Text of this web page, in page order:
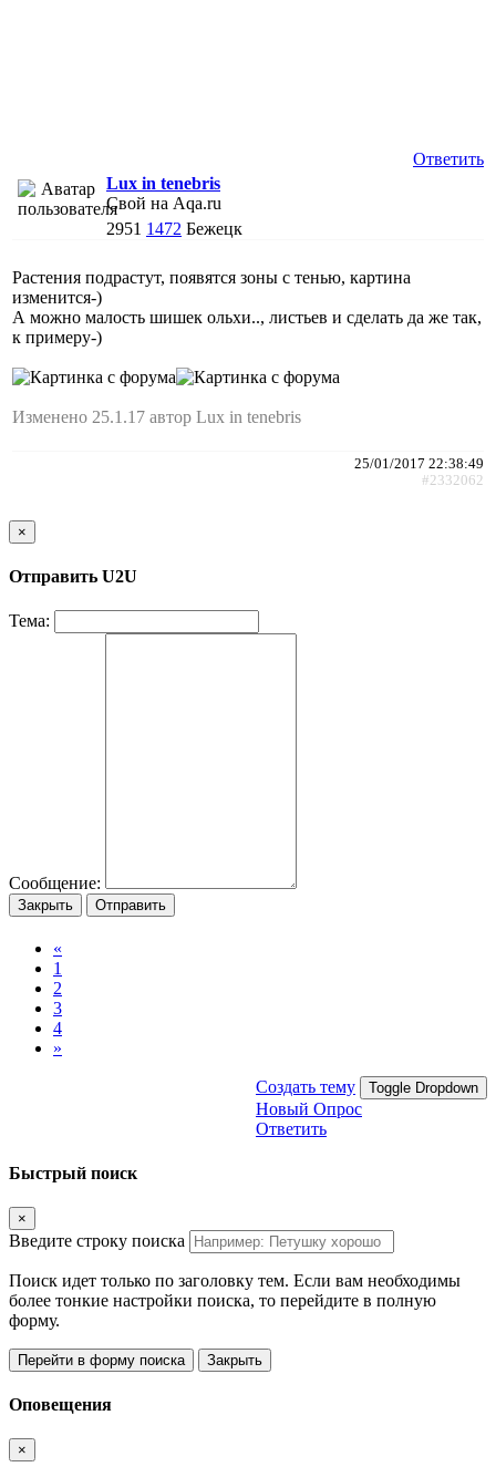
Ответить
Lux in tenebris
Свой на Aqa.ru
2951 1472 Бежецк
Растения подрастут, появятся зоны с тенью, картина
изменится-)
А можно малость шишек ольхи.., листьев и сделать да же так,
к примеру-)
Изменено 25.1.17 автор Lux in tenebris
25/01/2017 22:38:49
#2332062
×
Отправить U2U
Тема:
Сообщение:
Закрыть Отправить
«
1
2
3
4
»
Создать тему Toggle Dropdown
Новый Опрос
Ответить
Быстрый поиск
×
Введите строку поиска
Поиск идет только по заголовку тем. Если вам необходимы
более тонкие настройки поиска, то перейдите в полную
форму.
Перейти в форму поиска Закрыть
Оповещения
×